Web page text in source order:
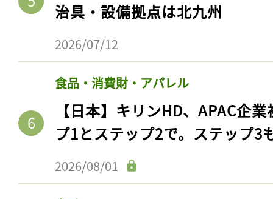
治具・設備拠点は北九州
2026/07/12
食品・消費財・アパレル
【日本】キリンHD、APAC企
プ1とステップ2で。ステップ3
2026/08/01
記事をお気に入りに
ログインが必